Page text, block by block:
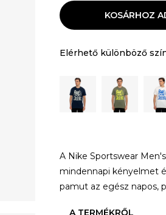
KOSÁRHOZ
Elérhető különböző
A Nike Sportswear
mindennapi kényelmet
pamut az egész napos,
A TERMÉKRŐL